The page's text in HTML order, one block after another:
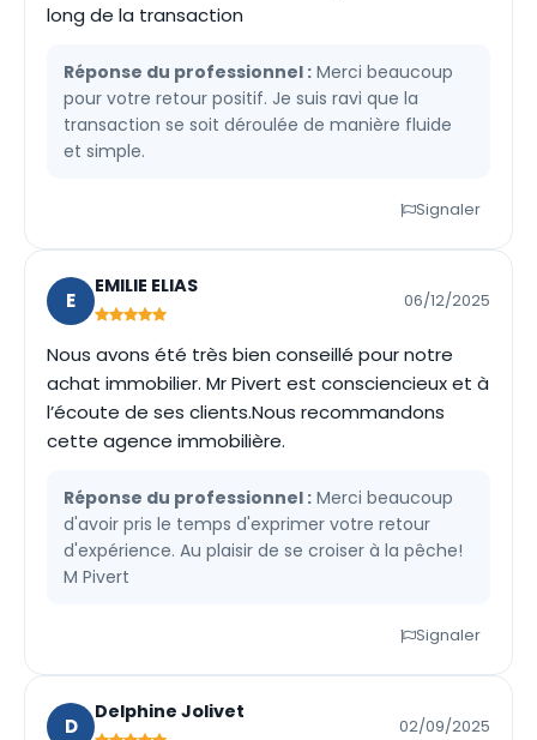
long de la transaction
Réponse du professionnel : Merci beaucoup
pour votre retour positif. Je suis ravi que la
transaction se soit déroulée de manière fluide
et simple.
Signaler
E
EMILIE ELIAS
06/12/2025
Nous avons été très bien conseillé pour notre
achat immobilier. Mr Pivert est consciencieux et à
l’écoute de ses clients.Nous recommandons
cette agence immobilière.
Réponse du professionnel : Merci beaucoup
d'avoir pris le temps d'exprimer votre retour
d'expérience. Au plaisir de se croiser à la pêche!
M Pivert
Signaler
D
Delphine Jolivet
02/09/2025